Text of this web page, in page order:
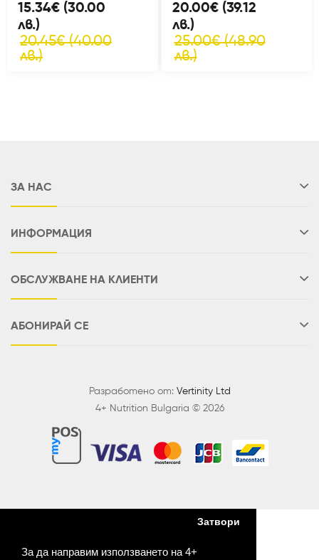
За да направим използването на 4+
Затвори
15.34€ (30.00
лв.)
20.45€ (40.00
лв.)
20.00€ (39.12
лв.)
25.00€ (48.90
лв.)
ЗА НАС
ИНФОРМАЦИЯ
ОБСЛУЖВАНЕ НА КЛИЕНТИ
АБОНИРАЙ СЕ
Разработено от: Vertinity Ltd
4+ Nutrition Bulgaria © 2026